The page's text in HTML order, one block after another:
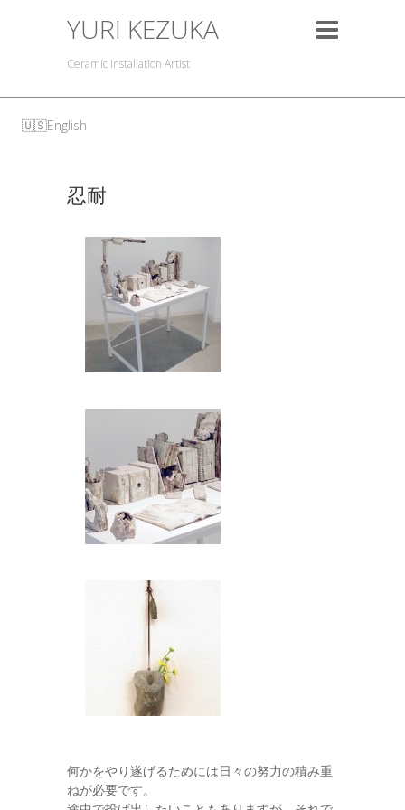
YURI KEZUKA
Ceramic Installation Artist
English
忍耐
何かをやり遂げるためには日々の努力の積み重
ねが必要です。